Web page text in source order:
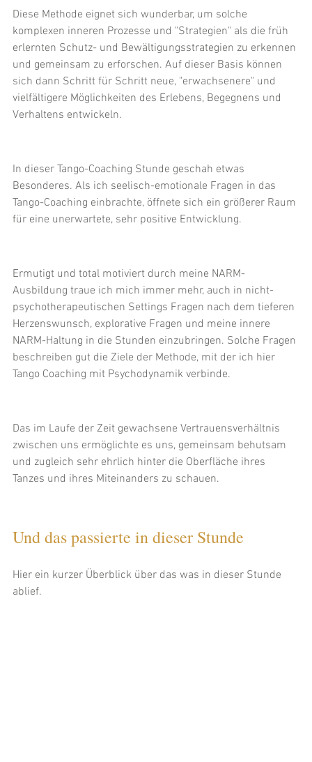
Diese Methode eignet sich wunderbar, um solche
komplexen inneren Prozesse und "Strategien" als die früh
erlernten Schutz- und Bewältigungsstrategien zu erkennen
und gemeinsam zu erforschen. Auf dieser Basis können
sich dann Schritt für Schritt neue, "erwachsenere" und
vielfältigere Möglichkeiten des Erlebens, Begegnens und
Verhaltens entwickeln.
In dieser Tango-Coaching Stunde geschah etwas
Besonderes. Als ich seelisch-emotionale Fragen in das
Tango-Coaching einbrachte, öffnete sich ein größerer Raum
für eine unerwartete, sehr positive Entwicklung.
Ermutigt und total motiviert durch meine NARM-
Ausbildung traue ich mich immer mehr, auch in nicht-
psychotherapeutischen Settings Fragen nach dem tieferen
Herzenswunsch, explorative Fragen und meine innere
NARM-Haltung in die Stunden einzubringen. Solche Fragen
beschreiben gut die Ziele der Methode, mit der ich hier
Tango Coaching mit Psychodynamik verbinde.
Das im Laufe der Zeit gewachsene Vertrauensverhältnis
zwischen uns ermöglichte es uns, gemeinsam behutsam
und zugleich sehr ehrlich hinter die Oberfläche ihres
Tanzes und ihres Miteinanders zu schauen.
Und das passierte in dieser Stunde
Hier ein kurzer Überblick über das was in dieser Stunde
ablief.